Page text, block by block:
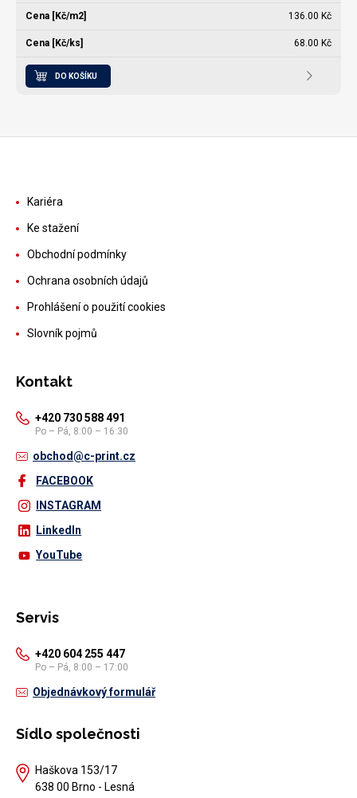
136.00 Kč
68.00 Kč
DO KOŠÍKU
Kariéra
Ke stažení
Obchodní podmínky
Ochrana osobních údajů
Prohlášení o použití cookies
Slovník pojmů
Kontakt
+420 730 588 491
Po – Pá, 8:00 – 16:30
obchod@c-print.cz
FACEBOOK
INSTAGRAM
LinkedIn
YouTube
Servis
+420 604 255 447
Po – Pá, 8:00 – 17:00
Objednávkový formulář
Sídlo společnosti
Haškova 153/17
638 00 Brno - Lesná